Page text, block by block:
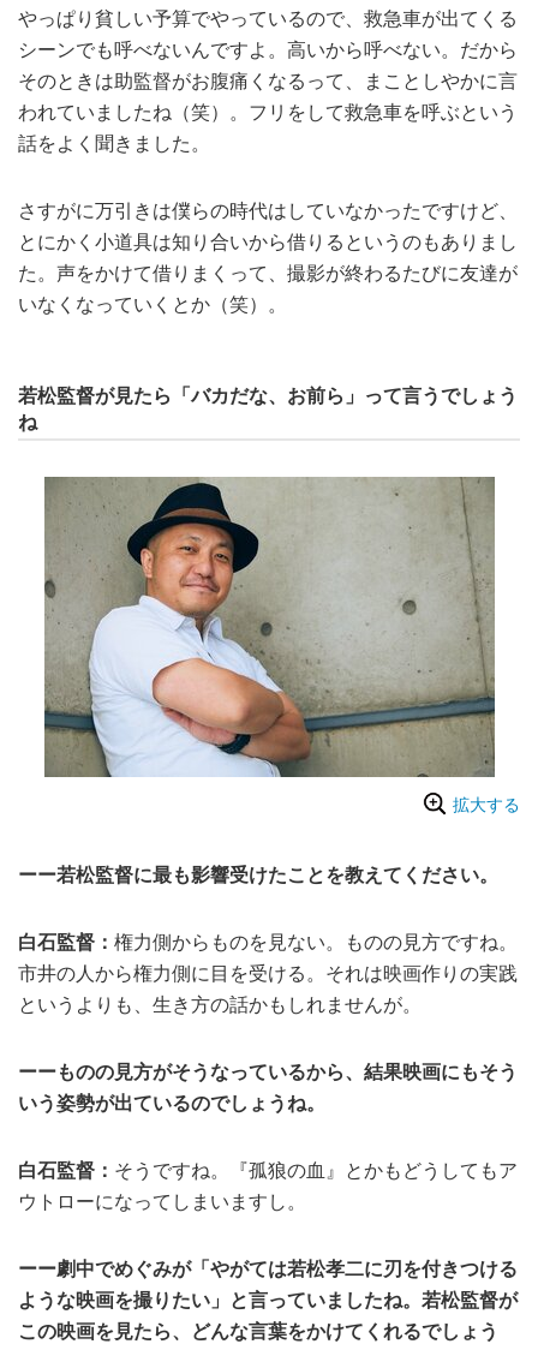
やっぱり貧しい予算でやっているので、救急車が出てくる
シーンでも呼べないんですよ。高いから呼べない。だから
そのときは助監督がお腹痛くなるって、まことしやかに言
われていましたね（笑）。フリをして救急車を呼ぶという
話をよく聞きました。
さすがに万引きは僕らの時代はしていなかったですけど、
とにかく小道具は知り合いから借りるというのもありまし
た。声をかけて借りまくって、撮影が終わるたびに友達が
いなくなっていくとか（笑）。
若松監督が見たら「バカだな、お前ら」って言うでしょう
ね
拡大する
ーー若松監督に最も影響受けたことを教えてください。
白石監督： 権力側からものを見ない。ものの見方ですね。
市井の人から権力側に目を受ける。それは映画作りの実践
というよりも、生き方の話かもしれませんが。
ーーものの見方がそうなっているから、結果映画にもそう
いう姿勢が出ているのでしょうね。
白石監督： そうですね。『孤狼の血』とかもどうしてもア
ウトローになってしまいますし。
ーー劇中でめぐみが「やがては若松孝二に刃を付きつける
ような映画を撮りたい」と言っていましたね。若松監督が
この映画を見たら、どんな言葉をかけてくれるでしょう